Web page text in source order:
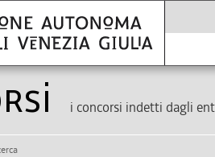
i concorsi indetti dagli